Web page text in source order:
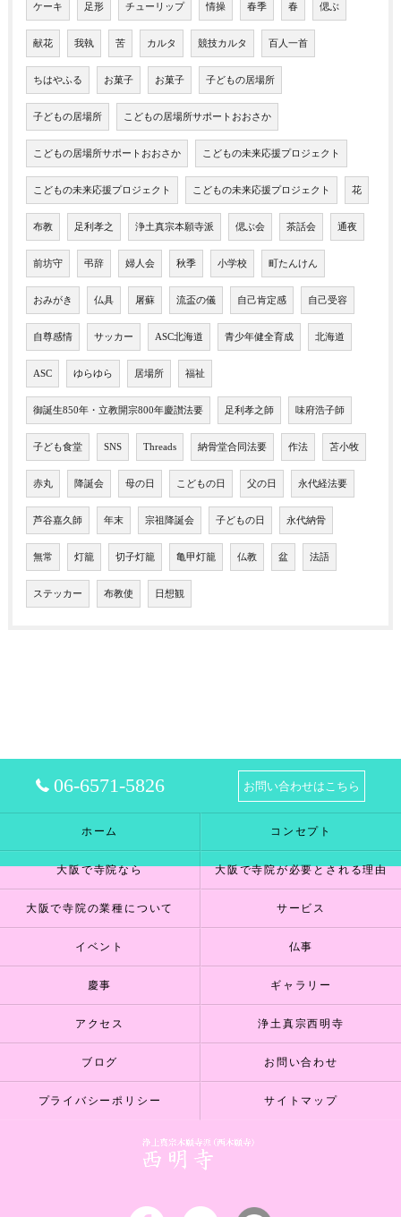
ケーキ 足形 チューリップ 情操 春季 春 偲ぶ
献花 我執 苦 カルタ 競技カルタ 百人一首
ちはやふる お菓子 お菓子 子どもの居場所
子どもの居場所 こどもの居場所サポートおおさか
こどもの居場所サポートおおさか こどもの未来応援プロジェクト
こどもの未来応援プロジェクト こどもの未来応援プロジェクト 花
布教 足利孝之 浄土真宗本願寺派 偲ぶ会 茶話会 通夜
前坊守 弔辞 婦人会 秋季 小学校 町たんけん
おみがき 仏具 屠蘇 流盃の儀 自己肯定感 自己受容
自尊感情 サッカー ASC北海道 青少年健全育成 北海道
ASC ゆらゆら 居場所 福祉
御誕生850年・立教開宗800年慶讃法要 足利孝之師 味府浩子師
子ども食堂 SNS Threads 納骨堂合同法要 作法 苫小牧
赤丸 降誕会 母の日 こどもの日 父の日 永代経法要
芦谷嘉久師 年末 宗祖降誕会 子どもの日 永代納骨
無常 灯籠 切子灯籠 亀甲灯籠 仏教 盆 法語
ステッカー 布教使 日想観
06-6571-5826 お問い合わせはこちら
ホーム コンセプト
大阪で寺院なら 大阪で寺院が必要とされる理由
大阪で寺院の業種について サービス
イベント 仏事
慶事 ギャラリー
アクセス 浄土真宗西明寺
ブログ お問い合わせ
プライバシーポリシー サイトマップ